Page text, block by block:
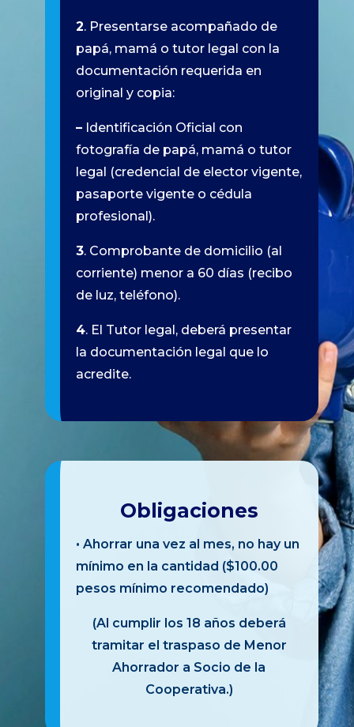
2. Presentarse acompañado de
papá, mamá o tutor legal con la
documentación requerida en
original y copia:
–Identificación Oficial con
fotografía de papá, mamá o tutor
legal (credencial de elector vigente,
pasaporte vigente o cédula
profesional).
3. Comprobante de domicilio (al
corriente) menor a 60 días (recibo
de luz, teléfono).
4. El Tutor legal, deberá presentar
la documentación legal que lo
acredite.
Obligaciones
• Ahorrar una vez al mes, no hay un
mínimo en la cantidad ($100.00
pesos mínimo recomendado)
(Al cumplir los 18 años deberá
tramitar el traspaso de Menor
Ahorrador a Socio de la
Cooperativa.)